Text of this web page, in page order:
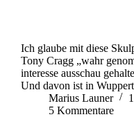
Ich glaube mit diese
Tony Cragg „wahr
interesse ausschau
Und davon ist in
Marius Launer
5 Kommentare